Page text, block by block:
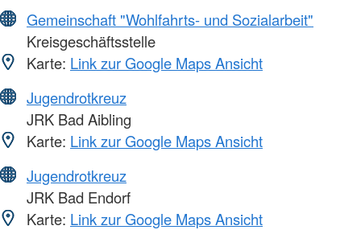
Gemeinschaft "Wohlfahrts- und Sozialarbeit"
Kreisgeschäftsstelle
Karte: Link zur Google Maps Ansicht
Jugendrotkreuz
JRK Bad Aibling
Karte: Link zur Google Maps Ansicht
Jugendrotkreuz
JRK Bad Endorf
Karte: Link zur Google Maps Ansicht